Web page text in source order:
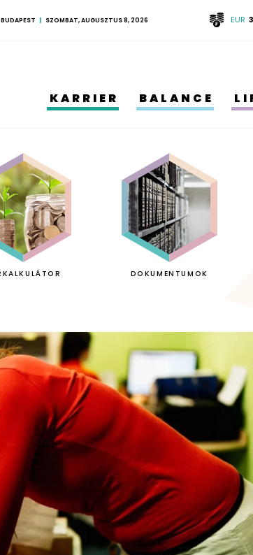
BUDAPEST SZOMBAT, AUGUSZTUS 8, 2026 EUR
KARRIER BALANCE
DOKUMENTUMOK